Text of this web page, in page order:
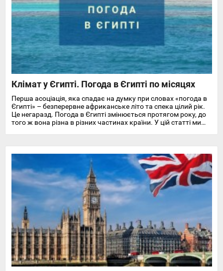
Клімат у Єгипті. Погода в Єгипті по місяцях
Перша асоціація, яка спадає на думку при словах «погода в
Єгипті» – безперервне африканське літо та спека цілий рік.
Це негаразд. Погода в Єгипті змінюється протягом року, до
того ж вона різна в різних частинах країни. У цій статті ми
Червоного моря.